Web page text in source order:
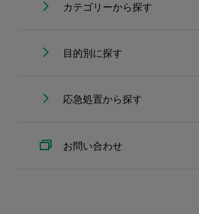
カテゴリーから探す
目的別に探す
応急処置から探す
お問い合わせ